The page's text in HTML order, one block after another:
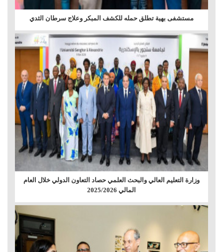
مستشفى بهية تطلق حمله للكشف المبكر وعلاج سرطان الثدي
وزارة التعليم العالي والبحث العلمي حصاد التعاون الدولي خلال العام
المالي 2025/2026